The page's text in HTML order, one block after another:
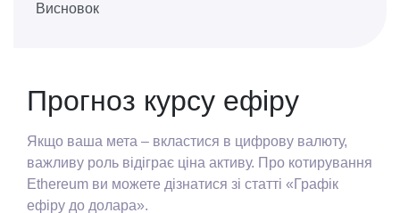
Висновок
Прогноз курсу ефіру
Якщо ваша мета – вкластися в цифрову валюту,
важливу роль відіграє ціна активу. Про котирування
Ethereum ви можете дізнатися зі статті «Графік
ефіру до долара».